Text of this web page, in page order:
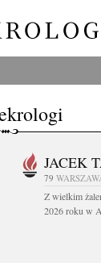
JACEK
79
Z wielkim
2026 roku w